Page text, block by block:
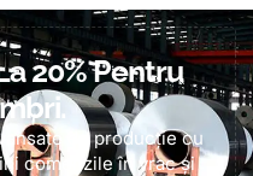
20% Pentru
de producție cu
comenzile în vrac și